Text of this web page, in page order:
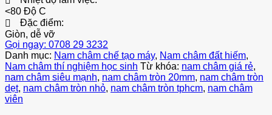
<80 Độ C
Đặc điểm:
Giòn, dễ vỡ
Gọi ngay: 0708 29 3232
Danh mục: Nam châm chế tạo máy, Nam châm đất hiếm,
Nam châm thí nghiệm học sinh Từ khóa: nam châm giá rẻ,
nam châm siêu mạnh, nam châm tròn 20mm, nam châm tròn
dẹt, nam châm tròn nhỏ, nam châm tròn tphcm, nam châm
viên